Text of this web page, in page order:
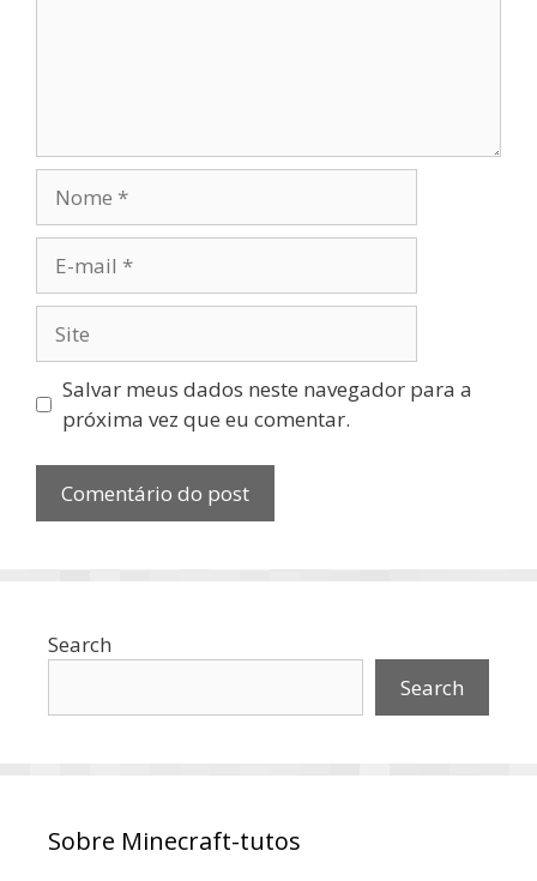
mail
Salvar meus dados neste navegador para a
próxima vez que eu comentar.
Search
Search
Sobre Minecraft-tutos